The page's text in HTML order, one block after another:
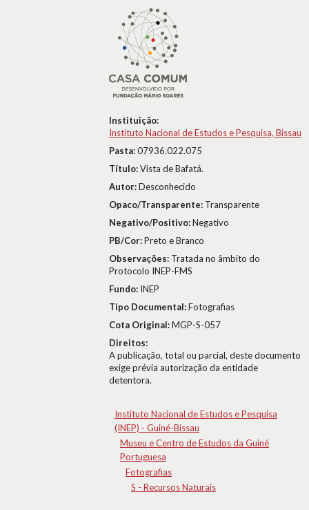
Instituição:
Instituto Nacional de Estudos e Pesquisa, Bissau
Pasta:07936.022.075
Título:Vista de Bafatá.
Autor:Desconhecido
Opaco/Transparente: Transparente
Negativo/Positivo:Negativo
PB/Cor:Preto e Branco
Observações: Tratada no âmbito do
Protocolo INEP-FMS
Fundo: INEP
Tipo Documental:Fotografias
Cota Original:MGP-S-057
Direitos:
A publicação, total ou parcial, deste documento
exige prévia autorização da entidade
detentora.
Instituto Nacional de Estudos e Pesquisa
(INEP) - Guiné-Bissau
Museu e Centro de Estudos da Guiné
Portuguesa
Fotografias
S - Recursos Naturais